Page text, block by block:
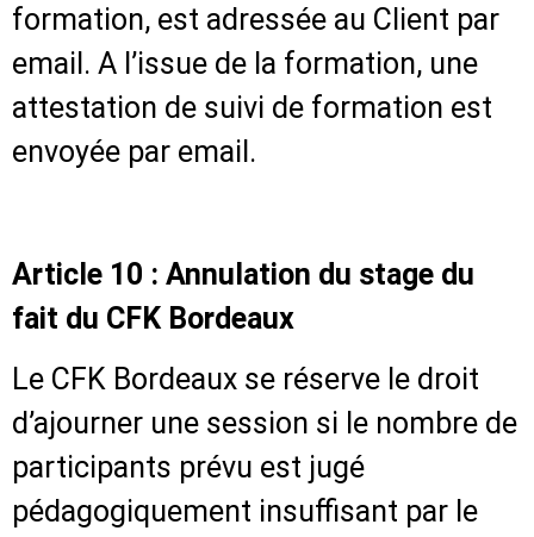
formation, est adressée au Client par
email. A l’issue de la formation, une
attestation de suivi de formation est
envoyée par email.
Article 10 : Annulation du stage du
fait du CFK Bordeaux
Le CFK Bordeaux se réserve le droit
d’ajourner une session si le nombre de
participants prévu est jugé
pédagogiquement insuffisant par le